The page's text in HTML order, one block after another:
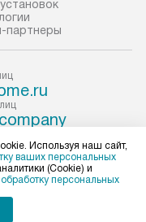
партнеры
Используя наш сайт,
ваших персональных
(Cookie) и
персональных